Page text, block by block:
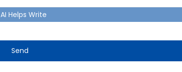
AI Helps Write
Send